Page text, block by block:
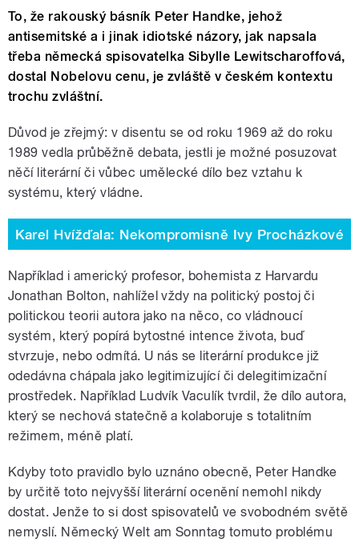
To, že rakouský básník Peter Handke, jehož
antisemitské a i jinak idiotské názory, jak napsala
třeba německá spisovatelka Sibylle Lewitscharoffová,
dostal Nobelovu cenu, je zvláště v českém kontextu
trochu zvláštní.
Důvod je zřejmý: v disentu se od roku 1969 až do roku
1989 vedla průběžně debata, jestli je možné posuzovat
něčí literární či vůbec umělecké dílo bez vztahu k
systému, který vládne.
Karel Hvížďala: Nekompromisně Ivy Procházkové
Například i americký profesor, bohemista z Harvardu
Jonathan Bolton, nahlížel vždy na politický postoj či
politickou teorii autora jako na něco, co vládnoucí
systém, který popírá bytostné intence života, buď
stvrzuje, nebo odmítá. U nás se literární produkce již
odedávna chápala jako legitimizující či delegitimizační
prostředek. Například Ludvík Vaculík tvrdil, že dílo autora,
který se nechová statečně a kolaboruje s totalitním
režimem, méně platí.
Kdyby toto pravidlo bylo uznáno obecně, Peter Handke
by určitě toto nejvyšší literární ocenění nemohl nikdy
dostat. Jenže to si dost spisovatelů ve svobodném světě
nemyslí. Německý Welt am Sonntag tomuto problému